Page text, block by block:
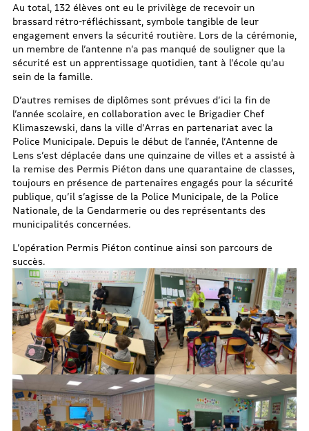
Au total, 132 élèves ont eu le privilège de recevoir un
brassard rétro-réfléchissant, symbole tangible de leur
engagement envers la sécurité routière. Lors de la cérémonie,
un membre de l’antenne n’a pas manqué de souligner que la
sécurité est un apprentissage quotidien, tant à l’école qu’au
sein de la famille.
D’autres remises de diplômes sont prévues d’ici la fin de
l’année scolaire, en collaboration avec le Brigadier Chef
Klimaszewski, dans la ville d’Arras en partenariat avec la
Police Municipale. Depuis le début de l’année, l’Antenne de
Lens s’est déplacée dans une quinzaine de villes et a assisté à
la remise des Permis Piéton dans une quarantaine de classes,
toujours en présence de partenaires engagés pour la sécurité
publique, qu’il s’agisse de la Police Municipale, de la Police
Nationale, de la Gendarmerie ou des représentants des
municipalités concernées.
L’opération Permis Piéton continue ainsi son parcours de
succès.